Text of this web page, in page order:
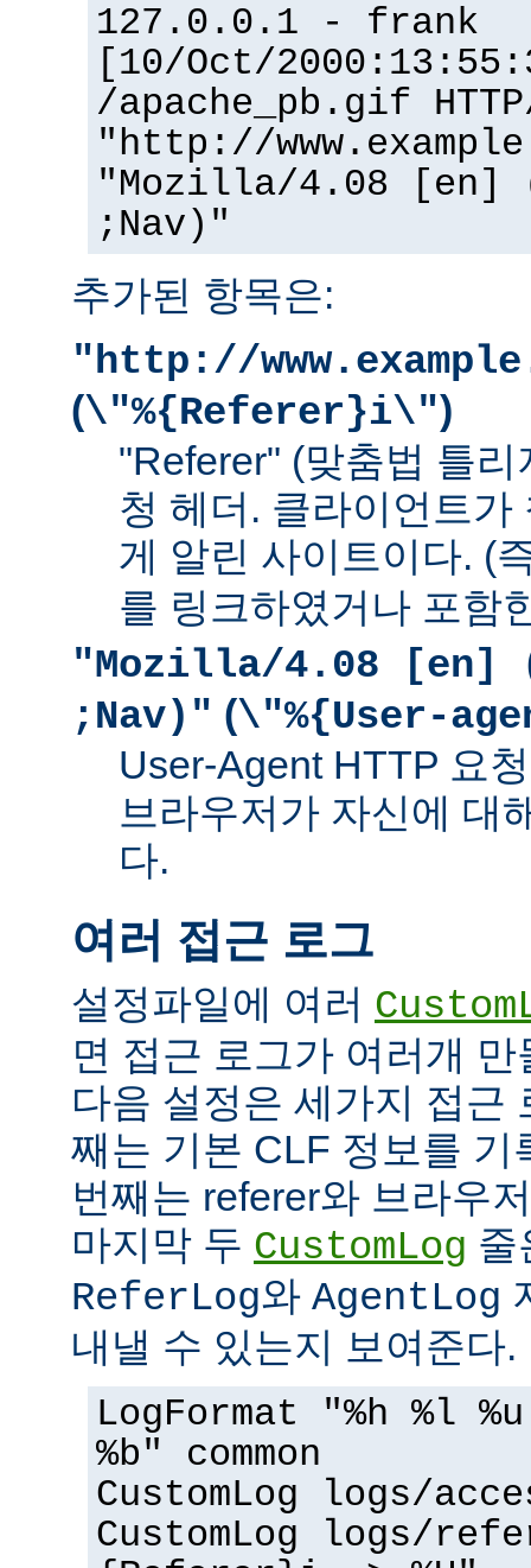
127.0.0.1 - frank
[10/Oct/
/apache_pb.gif
"http://
"Mozilla/4.08 [en]
;Nav)"
추가된 항목은:
"http://
(\"%{Referer}i\")
"Referer" (맞춤법 틀
청 헤더. 클라이언트가
게 알린 사이트이다. (
를 링크하였거나 포함
"Mozilla/4.08 [en]
;Nav)" (\"%{User-
User-Agent HTTP 요
브라우저가 자신에 대
다.
여러 접근 로그
설정파일에 여러
면 접근 로그가 여러개
다음 설정은 세가지 접근
째는 기본 CLF 정보를 기
번째는 referer와 브라우
마지막 두 CustomLog 줄
ReferLog와 AgentLog
내낼 수 있는지 보여준다.
LogFormat "%h %l
%b" common
CustomLog logs/
CustomLog logs/